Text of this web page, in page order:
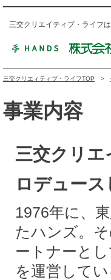
三交クリエイティブ・ライフ
三交クリエィティブ・ライフTOP
事業内容
三交クリ
ロデュース
1976年に、
たハンズ。
ートナーと
を運営して